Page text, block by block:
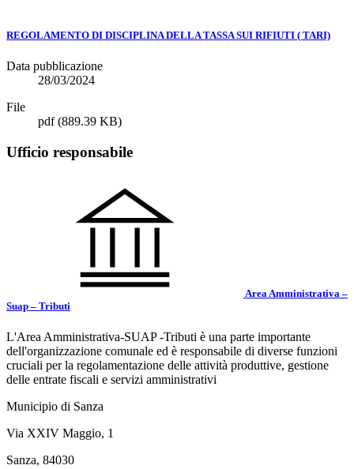
REGOLAMENTO DI DISCIPLINA DELLA TASSA SUI RIFIUTI ( TARI)
Data pubblicazione
28/03/2024
File
pdf(889.39 KB)
Ufficio responsabile
Area Amministrativa –
Suap – Tributi
L'Area Amministrativa-SUAP -Tributi è una parte importante
dell'organizzazione comunale ed è responsabile di diverse funzioni
cruciali per la regolamentazione delle attività produttive, gestione
delle entrate fiscali e servizi amministrativi
Municipio di Sanza
Via XXIV Maggio, 1
Sanza, 84030